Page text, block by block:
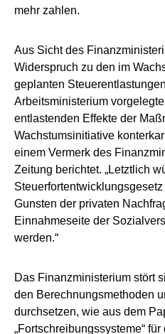
mehr zahlen.
Aus Sicht des
Widerspruch zu den im
geplanten
Arbeitsministerium
entlastenden Effekte der
Wachstumsinitiative
einem Vermerk des
Zeitung berichtet. „Letztlich
Gunsten der privaten
Einnahmeseite der
werden.“
Das Finanzministerium stört
den Berechnungsmethoden
durchsetzen, wie aus dem
„Fortschreibungssysteme“